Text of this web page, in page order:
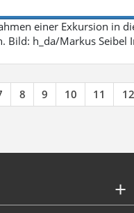
einer Exkursion in
Bild: h_da/Markus Seibel
8 9 10 11 12